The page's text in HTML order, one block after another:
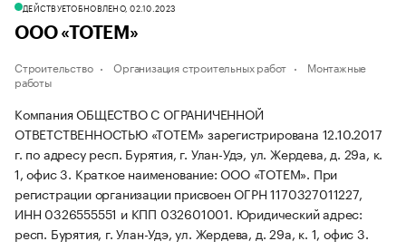
ДЕЙСТВУЕТОБНОВЛЕНО, 02.10.2023
ООО «ТОТЕМ»
Строительство Организация строительных работ
Монтажные
работы
Компания ОБЩЕСТВО С ОГРАНИЧЕННОЙ
ОТВЕТСТВЕННОСТЬЮ «ТОТЕМ» зарегистрирована 12.10.2017
г. по адресу респ. Бурятия, г. Улан-Удэ, ул. Жердева, д. 29а, к.
1, офис 3. Краткое наименование: ООО «ТОТЕМ». При
регистрации организации присвоен ОГРН 1170327011227,
ИНН 0326555551 и КПП 032601001. Юридический адрес:
респ. Бурятия, г. Улан-Удэ, ул. Жердева, д. 29а, к. 1, офис 3.